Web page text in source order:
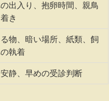
出入り、抱卵時間、親鳥
き
物、暗い場所、紙類、飼
執着
静、早めの受診判断